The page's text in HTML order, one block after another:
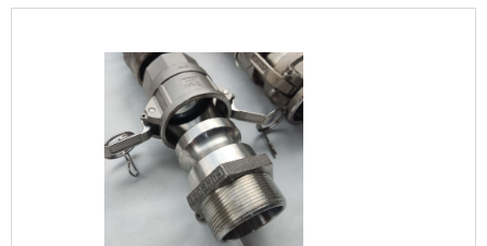
áreas como a indústria alimentícia e